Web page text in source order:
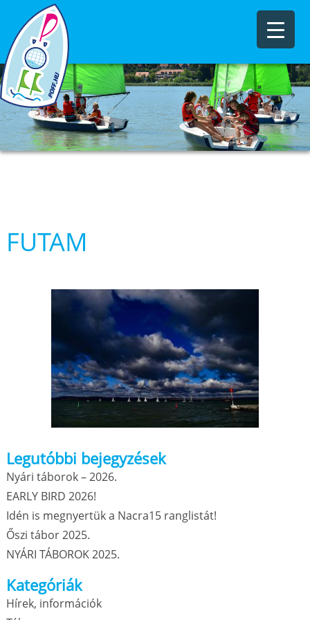
FUTAM
Legutóbbi bejegyzések
Nyári táborok – 2026.
EARLY BIRD 2026!
Idén is megnyertük a Nacra15 ranglistát!
Őszi tábor 2025.
NYÁRI TÁBOROK 2025.
Kategóriák
Hírek, információk